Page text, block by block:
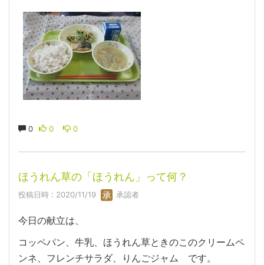
0 0 0
ほうれん草の「ほうれん」って何？
投稿日時 : 2020/11/19 承認者
今日の献立は、
コッペパン、牛乳、ほうれん草ときのこのクリームペ
ンネ、フレンチサラダ、りんごジャム です。